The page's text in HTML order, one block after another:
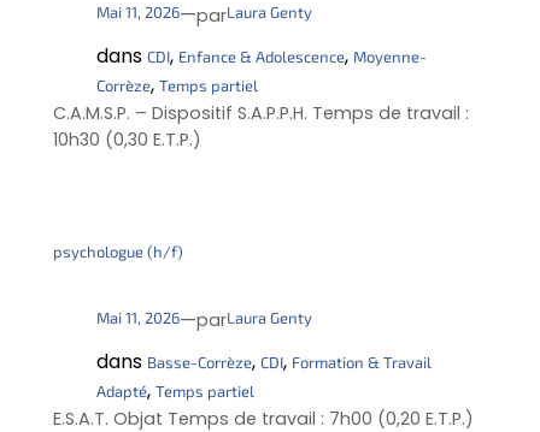
Mai 11, 2026—parLaura Genty
dans CDI, Enfance & Adolescence, Moyenne-
Corrèze, Temps partiel
C.A.M.S.P. – Dispositif S.A.P.P.H. Temps de travail :
10h30 (0,30 E.T.P.)
psychologue (h/f)
Mai 11, 2026—parLaura Genty
dans Basse-Corrèze, CDI, Formation & Travail
Adapté, Temps partiel
E.S.A.T. Objat Temps de travail : 7h00 (0,20 E.T.P.)